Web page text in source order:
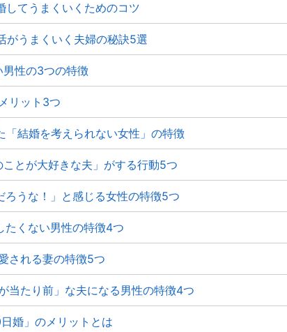
してうまくいくためのコツ
うまくいく夫婦の秘訣5選
性の3つの特徴
リット3つ
結婚を考えられない女性」の特徴
とが大好きな夫」がする行動5つ
ろうな！」と感じる女性の特徴5つ
たくない男性の特徴4つ
される妻の特徴5つ
当たり前」な夫になる男性の特徴4つ
婚」のメリットとは